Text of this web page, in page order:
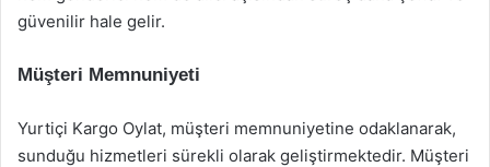
güvenilir hale gelir.
Müşteri Memnuniyeti
Yurtiçi Kargo Oylat, müşteri memnuniyetine odaklanarak,
sunduğu hizmetleri sürekli olarak geliştirmektedir. Müşteri